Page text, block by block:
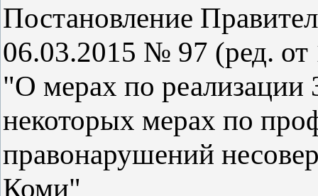
Постановление
06.03.2015 № 97 (ред. от
"О мерах по
некоторых мерах по
правонарушений
Коми"